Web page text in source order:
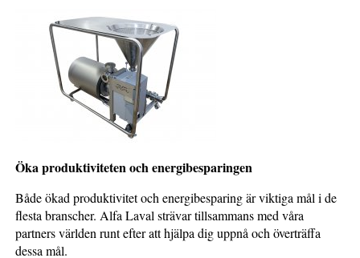
Öka produktiviteten och energibesparingen
Både ökad produktivitet och energibesparing är viktiga mål i de
flesta branscher. Alfa Laval strävar tillsammans med våra
partners världen runt efter att hjälpa dig uppnå och överträffa
dessa mål.